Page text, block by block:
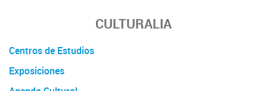
CULTURALIA
Centros de Estudios
Exposiciones